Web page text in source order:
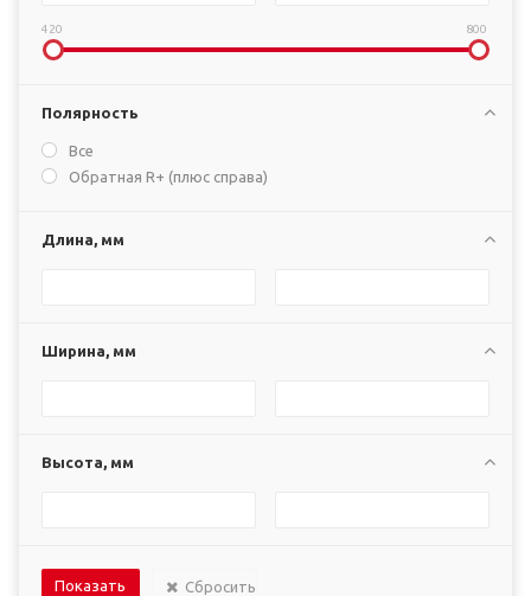
420 800
Полярность
Все
Обратная R+ (плюс справа)
Длина, мм
Ширина, мм
Высота, мм
Сбросить